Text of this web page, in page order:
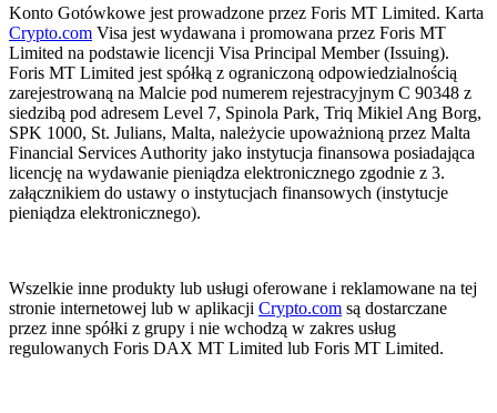
Konto Gotówkowe jest prowadzone przez Foris MT Limited. Karta
Crypto.com Visa jest wydawana i promowana przez Foris MT
Limited na podstawie licencji Visa Principal Member (Issuing).
Foris MT Limited jest spółką z ograniczoną odpowiedzialnością
zarejestrowaną na Malcie pod numerem rejestracyjnym C 90348 z
siedzibą pod adresem Level 7, Spinola Park, Triq Mikiel Ang Borg,
SPK 1000, St. Julians, Malta, należycie upoważnioną przez Malta
Financial Services Authority jako instytucja finansowa posiadająca
licencję na wydawanie pieniądza elektronicznego zgodnie z 3.
załącznikiem do ustawy o instytucjach finansowych (instytucje
pieniądza elektronicznego).
Wszelkie inne produkty lub usługi oferowane i reklamowane na tej
stronie internetowej lub w aplikacji Crypto.com są dostarczane
przez inne spółki z grupy i nie wchodzą w zakres usług
regulowanych Foris DAX MT Limited lub Foris MT Limited.